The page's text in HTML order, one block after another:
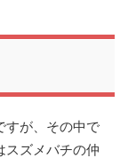
すが、その中で
スズメバチの仲